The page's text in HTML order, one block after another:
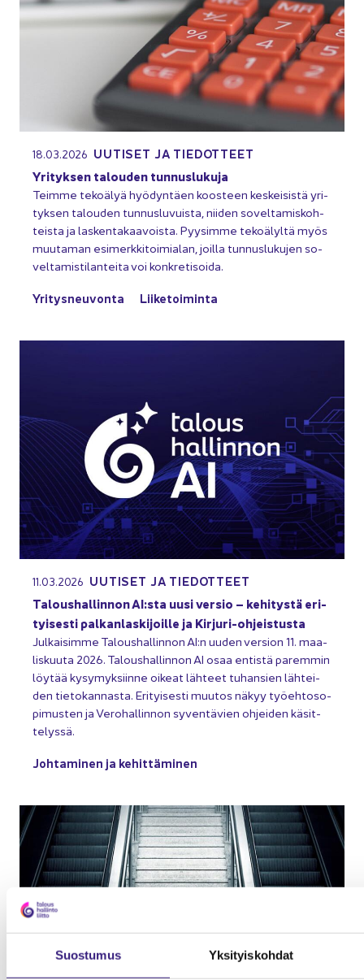
Suos­tu­mus Yk­si­tyis­koh­dat
18.03.2026 UU­TI­SET JA TIE­DOT­TEET
Yri­tyk­sen ta­lou­den tun­nus­lu­ku­ja
Teim­me te­ko­ä­lyä hyö­dyn­täen koos­teen kes­kei­sis­tä yri­
tyk­sen ta­lou­den tun­nus­lu­vuis­ta, nii­den so­vel­ta­mis­koh­
teis­ta ja las­ken­ta­kaa­vois­ta. Pyy­sim­me te­ko­ä­lyl­tä myös
muu­ta­man esi­merk­ki­toi­mia­lan, joil­la tun­nus­lu­ku­jen so­
vel­ta­mis­ti­lan­tei­ta voi kon­kre­ti­soi­da.
Yri­tys­neu­von­ta Lii­ke­toi­min­ta
11.03.2026 UU­TI­SET JA TIE­DOT­TEET
Ta­lous­hal­lin­non AI:sta uusi ver­sio – ke­hi­tys­tä eri­
tyi­ses­ti pal­kan­las­ki­joil­le ja Kirjuri-​ohjeistusta
Jul­kai­sim­me Ta­lous­hal­lin­non AI:n uuden ver­sion 11. maa­
lis­kuu­ta 2026. Ta­lous­hal­lin­non AI osaa en­tis­tä pa­rem­min
löy­tää ky­sy­myk­siin­ne oi­keat läh­teet tu­han­sien läh­tei­
den tie­to­kan­nas­ta. Eri­tyi­ses­ti muu­tos näkyy työ­eh­to­so­
pi­mus­ten ja Ve­ro­hal­lin­non sy­ven­tä­vien oh­jei­den kä­sit­
te­lys­sä.
Joh­ta­mi­nen ja ke­hit­tä­mi­nen